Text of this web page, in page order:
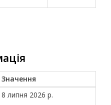
Значення
8 липня 2026 р.